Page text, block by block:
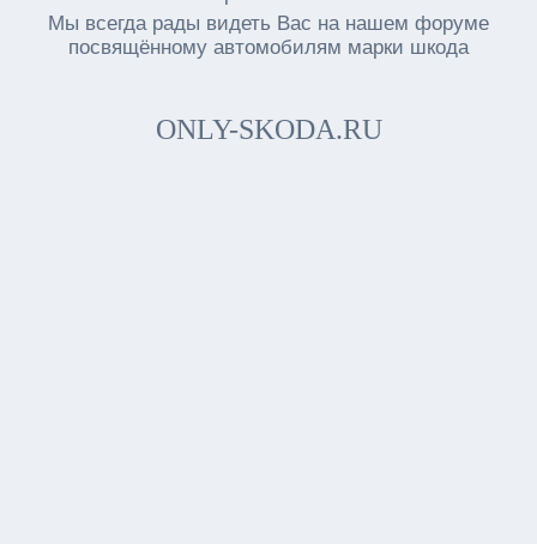
Мы всегда рады видеть Вас на нашем форуме
посвящённому автомобилям марки шкода
ONLY-SKODA.RU